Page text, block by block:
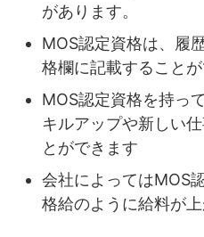
があります。
MOS認定資格は、履
格欄に記載することが
MOS認定資格を持っ
キルアップや新しい
とができます
会社によってはMOS
格給のように給料が